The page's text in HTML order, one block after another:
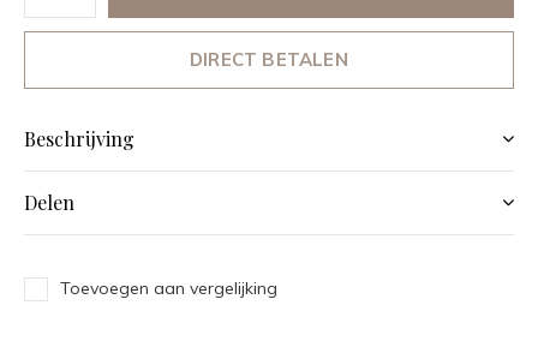
DIRECT BETALEN
Beschrijving
Delen
Toevoegen aan vergelijking